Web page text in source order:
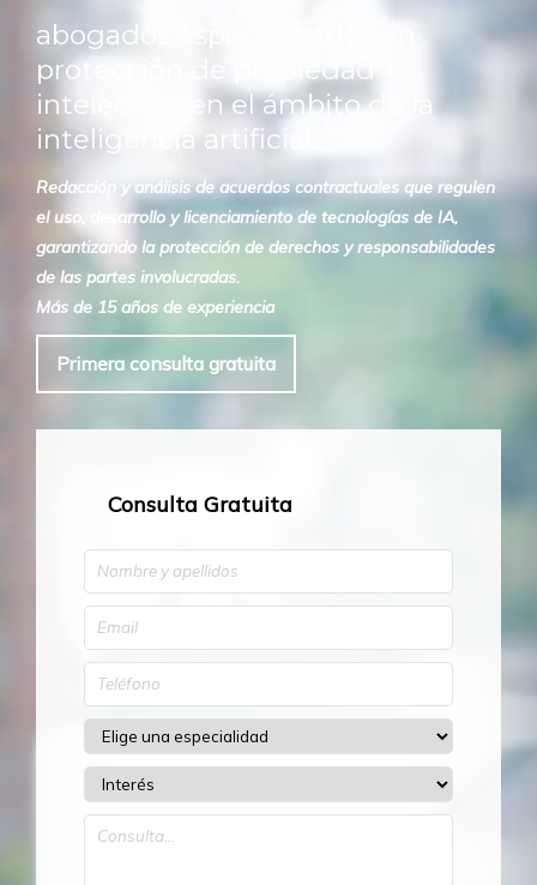
abogados especializados en
protección de propiedad
intelectual en el ámbito de la
inteligencia artificial.
Redacción y análisis de acuerdos contractuales que regulen
el uso, desarrollo y licenciamiento de tecnologías de IA,
garantizando la protección de derechos y responsabilidades
de las partes involucradas.
Más de 15 años de experiencia
Primera consulta gratuita
Consulta Gratuita